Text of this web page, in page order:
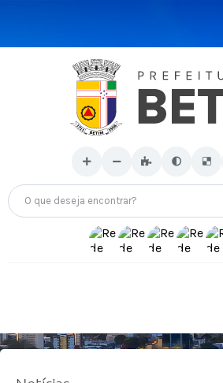
O que deseja encontrar?